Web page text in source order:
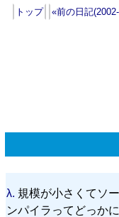
トップ «前の日記
λ. 規模が小さくてソ
ンパイラってどっか